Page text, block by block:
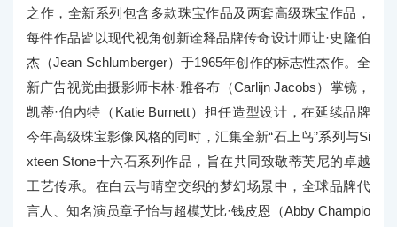
之作，全新系列包含多款珠宝作品及两套高级珠宝作品，
每件作品皆以现代视角创新诠释品牌传奇设计师让·史隆伯
杰（Jean Schlumberger）于1965年创作的标志性杰作。全
新广告视觉由摄影师卡林·雅各布（Carlijn Jacobs）掌镜，
凯蒂·伯内特（Katie Burnett）担任造型设计，在延续品牌
今年高级珠宝影像风格的同时，汇集全新“石上鸟”系列与Si
xteen Stone十六石系列作品，旨在共同致敬蒂芙尼的卓越
工艺传承。在白云与晴空交织的梦幻场景中，全球品牌代
言人、知名演员章子怡与超模艾比·钱皮恩（Abby Champio